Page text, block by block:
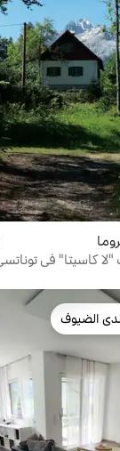
"لا كاسيتا" في
المفضّلة لدى
الضيوف